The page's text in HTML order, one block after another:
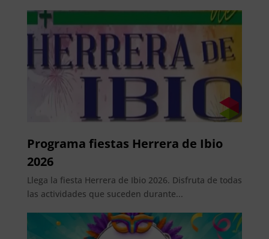
Programa fiestas Herrera de Ibio
2026
Llega la fiesta Herrera de Ibio 2026. Disfruta de todas
las actividades que suceden durante...